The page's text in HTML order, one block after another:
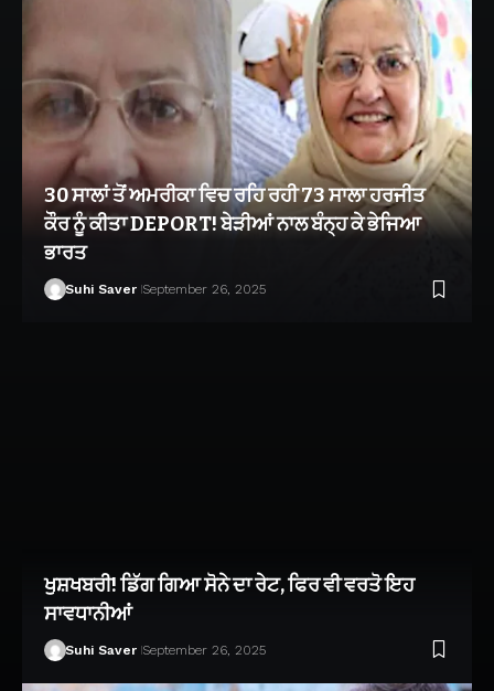
30 ਸਾਲਾਂ ਤੋਂ ਅਮਰੀਕਾ ਵਿਚ ਰਹਿ ਰਹੀ 73 ਸਾਲਾ ਹਰਜੀਤ
ਕੌਰ ਨੂੰ ਕੀਤਾ DEPORT! ਬੇੜੀਆਂ ਨਾਲ ਬੰਨ੍ਹ ਕੇ ਭੇਜਿਆ
ਭਾਰਤ
Suhi Saver September 26, 2025
ਖੁਸ਼ਖਬਰੀ! ਡਿੱਗ ਗਿਆ ਸੋਨੇ ਦਾ ਰੇਟ, ਫਿਰ ਵੀ ਵਰਤੋ ਇਹ
ਸਾਵਧਾਨੀਆਂ
Suhi Saver September 26, 2025